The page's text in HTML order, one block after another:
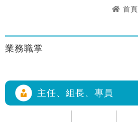
首頁
業務職掌
主任、組長、專員